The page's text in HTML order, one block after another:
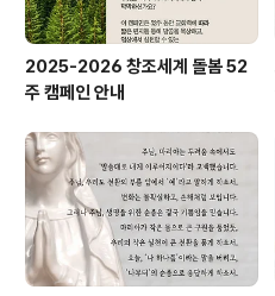
2025-2026 창조세계 돌봄 52
주 캠페인 안내